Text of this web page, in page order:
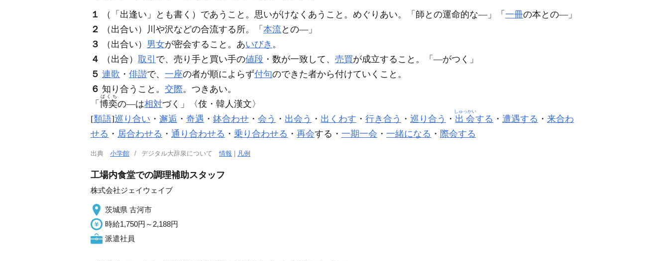
１ （「出逢い」とも書く）であうこと。思いがけなくあうこと。めぐりあい。「師との運命的な―」「 一冊の本との―」
２
（出合い）川や沢などの合流する所。「 本流との―」
３
（出合い） 男女が密会すること。あいびき 。
４
（出合） 取引 で、売り手と買い手の値段 ・数が一致して、 売買が成立すること。「―がつく」
５ 連歌 ・ 俳諧で、 一座の者が順によらず付句のできた者から付けていくこと。
６ 知り合うこと。 交際。つきあい。
「 博奕
ばくち
の―は相対づく」〈伎・韓人漢文〉
[類語]巡り合い ・ 邂逅 ・ 奇遇 ・ 鉢合わせ ・ 会う ・ 出会う ・ 出くわす ・ 行き合う ・ 巡り合う ・ 出会
しゅっかい
する ・ 遭遇する ・ 来合わ
せる ・ 居合わせる ・ 通り合わせる ・ 乗り合わせる ・ 再会する・ 一期一会 ・ 一緒になる ・ 際会する
出典 小学館 デジタル大辞泉について情報 凡例
工場内食堂での調理補助スタッフ
株式会社ジェイウェイブ
茨城県 古河市
時給1,750円～2,188円
派遣社員